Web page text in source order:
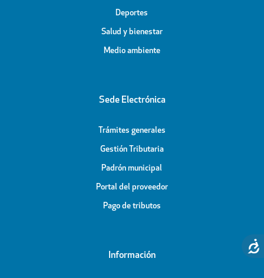
Deportes
Salud y bienestar
Medio ambiente
Sede Electrónica
Trámites generales
Gestión Tributaria
Padrón municipal
Portal del proveedor
Pago de tributos
Información